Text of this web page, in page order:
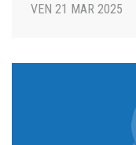
VEN 21 MAR 2025